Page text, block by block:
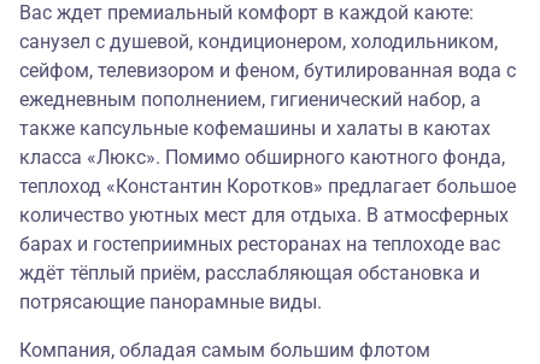
Вас ждет премиальный комфорт в каждой каюте:
санузел с душевой, кондиционером, холодильником,
сейфом, телевизором и феном, бутилированная вода с
ежедневным пополнением, гигиенический набор, а
также капсульные кофемашины и халаты в каютах
класса «Люкс». Помимо обширного каютного фонда,
теплоход «Константин Коротков» предлагает большое
количество уютных мест для отдыха. В атмосферных
барах и гостеприимных ресторанах на теплоходе вас
ждёт тёплый приём, расслабляющая обстановка и
потрясающие панорамные виды.
Компания, обладая самым большим флотом